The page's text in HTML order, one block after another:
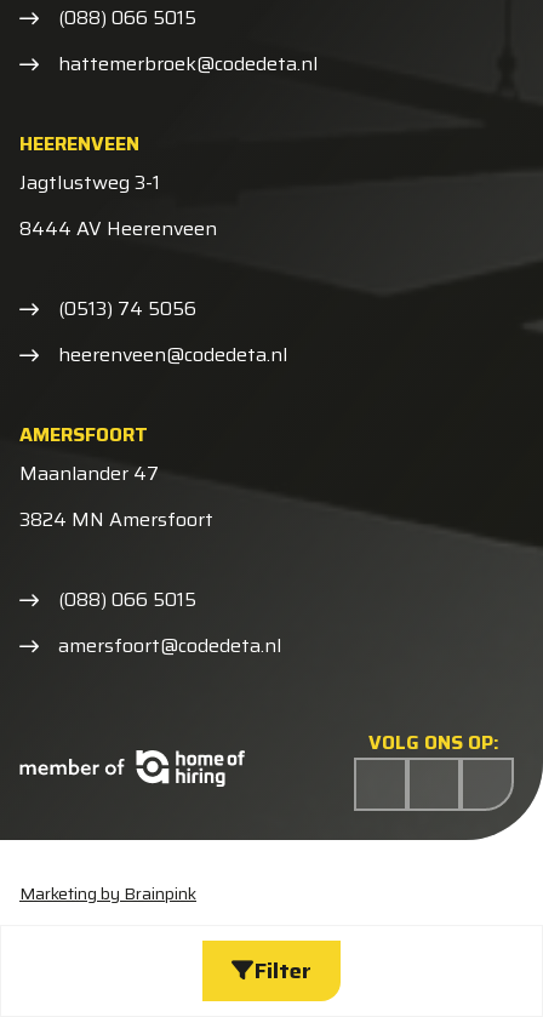
Filter
VOLG ONS OP:
(088) 066 5015
hattemerbroek@codedeta.nl
HEERENVEEN
Jagtlustweg 3-1
8444 AV Heerenveen
(0513) 74 5056
heerenveen@codedeta.nl
AMERSFOORT
Maanlander 47
3824 MN Amersfoort
(088) 066 5015
amersfoort@codedeta.nl
Algemene voorwaarden
Privacyverklaring
Marketing by Brainpink